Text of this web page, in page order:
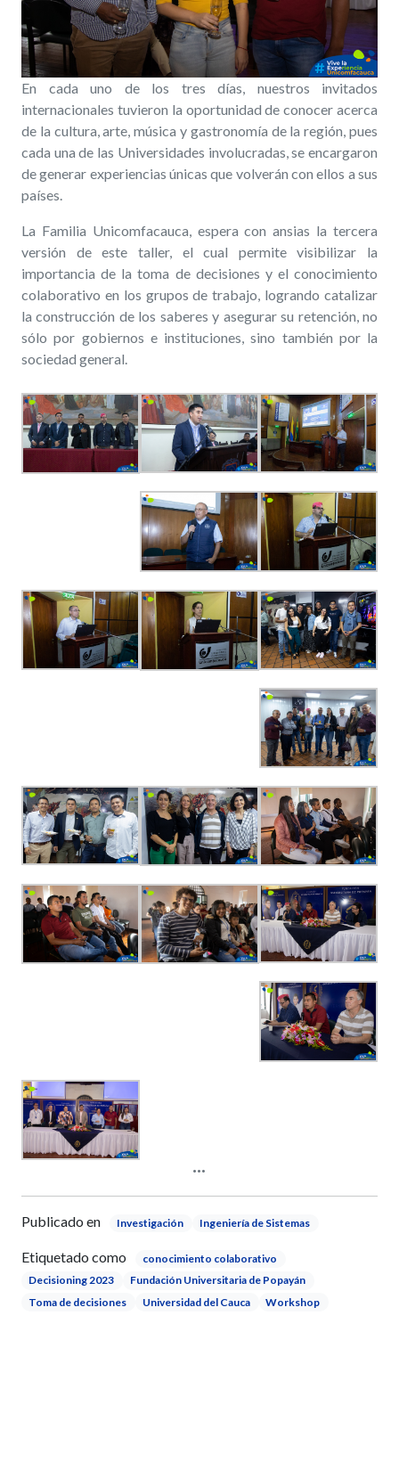
En cada uno de los tres días, nuestros invitados
internacionales tuvieron la oportunidad de conocer acerca
de la cultura, arte, música y gastronomía de la región, pues
cada una de las Universidades involucradas, se encargaron
de generar experiencias únicas que volverán con ellos a sus
países.
La Familia Unicomfacauca, espera con ansias la tercera
versión de este taller, el cual permite visibilizar la
importancia de la toma de decisiones y el conocimiento
colaborativo en los grupos de trabajo, logrando catalizar
la construcción de los saberes y asegurar su retención, no
sólo por gobiernos e instituciones, sino también por la
sociedad general.
Publicado en Investigación Ingeniería de Sistemas
Etiquetado como
conocimiento colaborativo
Decisioning 2023
Fundación Universitaria de Popayán
Toma de decisiones
Universidad del Cauca Workshop